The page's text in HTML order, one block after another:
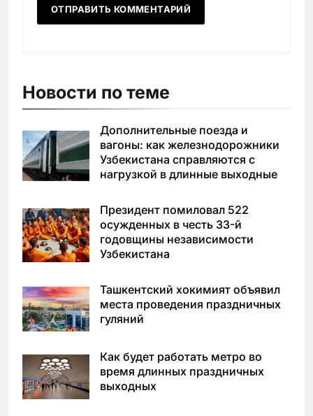
Новости по теме
Дополнительные поезда и
вагоны: как железнодорожники
Узбекистана справляются с
нагрузкой в длинные выходные
Президент помиловал 522
осужденных в честь 33-й
годовщины независимости
Узбекистана
Ташкентский хокимият объявил
места проведения праздничных
гуляний
Как будет работать метро во
время длинных праздничных
выходных